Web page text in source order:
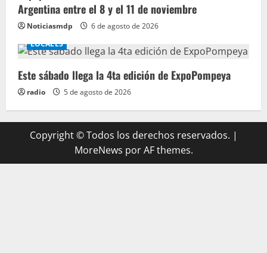
Argentina entre el 8 y el 11 de noviembre
Noticiasmdp
6 de agosto de 2026
LOCALES
Este sábado llega la 4ta edición de ExpoPompeya
radio 5 de agosto de 2026
Copyright © Todos los derechos reservados. |
MoreNews por AF themes.